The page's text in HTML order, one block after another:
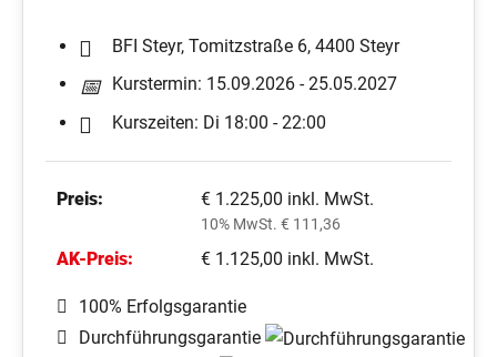
BFI Steyr, Tomitzstraße 6, 4400 Steyr
Kurstermin: 15.09.2026 - 25.05.2027
Kurszeiten: Di 18:00 - 22:00
Preis: € 1.225,00 inkl. MwSt.
10% MwSt. € 111,36
AK-Preis: € 1.125,00 inkl. MwSt.
100% Erfolgsgarantie
Durchführungsgarantie